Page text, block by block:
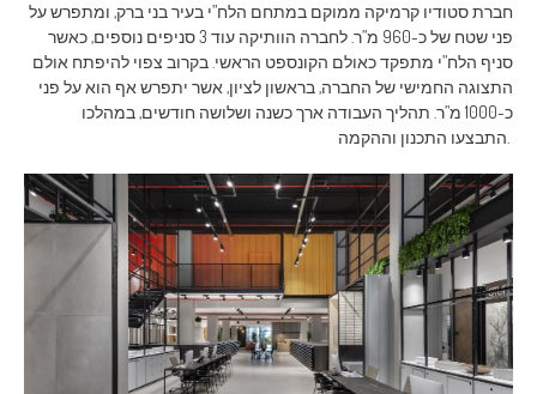
חברת סטודיו קרמיקה ממוקם במתחם הלח”י בעיר בני ברק, ומתפרש על
פני שטח של כ-960 מ”ר. לחברה הוותיקה עוד 3 סניפים נוספים, כאשר
סניף הלח”י מתפקד כאולם הקונספט הראשי. בקרוב צפוי להיפתח אולם
התצוגה החמישי של החברה, בראשון לציון, אשר יתפרש אף הוא על פני
כ-1000 מ”ר. תהליך העבודה ארך כשנה ושלושה חודשים, במהלכו